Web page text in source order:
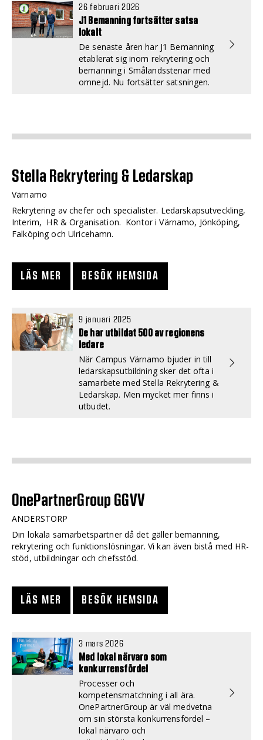
26 februari 2026
J1 Bemanning fortsätter satsa
lokalt
De senaste åren har J1 Bemanning
etablerat sig inom rekrytering och
bemanning i Smålandsstenar med
omnejd. Nu fortsätter satsningen.
Stella Rekrytering & Ledarskap
Värnamo
Rekrytering av chefer och specialister. Ledarskapsutveckling,
Interim, HR & Organisation. Kontor i Värnamo, Jönköping,
Falköping och Ulricehamn.
LÄS MER BESÖK HEMSIDA
9 januari 2025
De har utbildat 500 av regionens
ledare
När Campus Värnamo bjuder in till
ledarskapsutbildning sker det ofta i
samarbete med Stella Rekrytering &
Ledarskap. Men mycket mer finns i
utbudet.
OnePartnerGroup GGVV
ANDERSTORP
Din lokala samarbetspartner då det gäller bemanning,
rekrytering och funktionslösningar. Vi kan även bistå med HR-
stöd, utbildningar och chefsstöd.
LÄS MER BESÖK HEMSIDA
3 mars 2026
Med lokal närvaro som
konkurrensfördel
Processer och
kompetensmatchning i all ära.
OnePartnerGroup är väl medvetna
om sin största konkurrensfördel –
lokal närvaro och